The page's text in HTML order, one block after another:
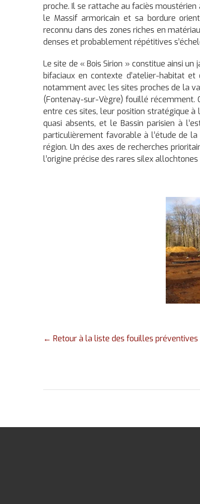
proche. Il se rattache au faciès
le Massif armoricain et sa bordure
reconnu dans des zones riches en
denses et probablement répétitives
Le site de « Bois Sirion » constitue ainsi
bifaciaux en contexte d’atelier-habitat
notamment avec les sites proches de la
(Fontenay-sur-Vègre) fouillé récemment.
entre ces sites, leur position stratégique
quasi absents, et le Bassin parisien à
particulièrement favorable à l’étude de
région. Un des axes de recherches
l’origine précise des rares silex
← Retour à la liste des fouilles préventives